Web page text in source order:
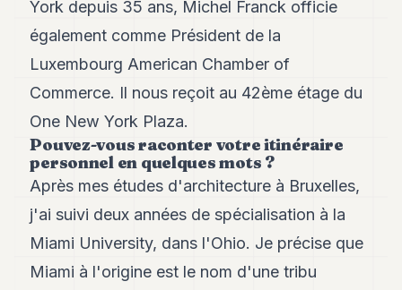
Andy
38
37
Andy
36
Andy
35
Andy
34
Andy
33
32
Andy
31
York depuis 35 ans, Michel Franck officie
également comme Président de la
Luxembourg American Chamber of
Commerce. Il nous reçoit au 42ème étage du
One New York Plaza.
Pouvez-vous raconter votre itinéraire
personnel en quelques mots ?
Après mes études d'architecture à Bruxelles,
j'ai suivi deux années de spécialisation à la
Miami University, dans l'Ohio. Je précise que
Miami à l'origine est le nom d'une tribu